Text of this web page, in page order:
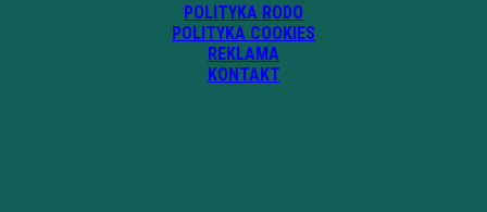
POLITYKA RODO
POLITYKA COOKIES
REKLAMA
KONTAKT